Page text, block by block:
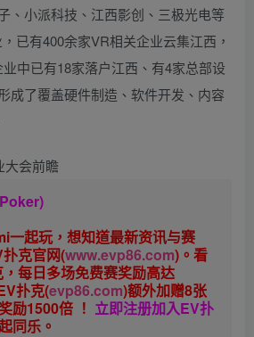
、小派科技、江西影创、三极光电等
已有400余家VR相关企业云集江西，
中已有18家落户江西、有4家总部设
成了覆盖硬件制造、软件开发、内容
一起玩， 想知道最新资讯与赛
克官网(www.evp86.com)。 看
每日多场免费赛奖励高达
扑克(evp86.com)额外加赠8张
励1500倍 ！ 立即注册加入EV扑
同乐。